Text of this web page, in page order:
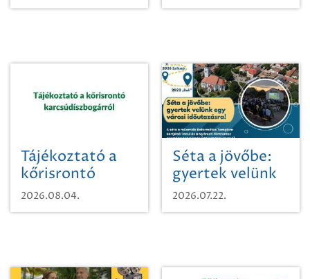
Tájékoztató a
kőrisrontó
karcsúdíszbogárról
2026.08.04.
Séta a jövőbe:
gyertek velünk
egy városi
időutazásra!
2026.07.22.